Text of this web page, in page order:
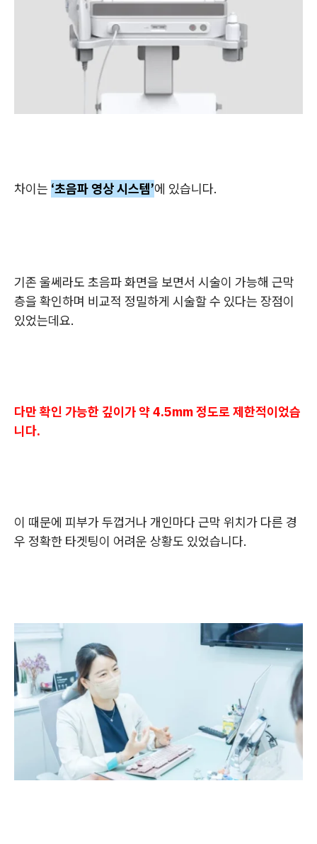
차이는 ‘초음파 영상 시스템’에 있습니다.
기존 울쎄라도 초음파 화면을 보면서 시술이 가능해 근막
층을 확인하며 비교적 정밀하게 시술할 수 있다는 장점이
있었는데요.
다만 확인 가능한 깊이가 약 4.5mm 정도로 제한적이었습
니다.
이 때문에 피부가 두껍거나 개인마다 근막 위치가 다른 경
우 정확한 타겟팅이 어려운 상황도 있었습니다.